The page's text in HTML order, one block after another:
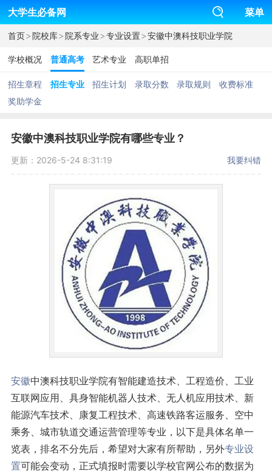
大学生必备网 菜单
首页>院校库>院系专业>专业设置>安徽中澳科技职业学院
学校概况 普通高考 艺术专业 高职单招
招生章程 招生专业 招生计划 录取分数 录取规则
收费标准
奖助学金
安徽中澳科技职业学院有哪些专业？
更新：2026-5-24 8:31:19 我要纠错
安徽中澳科技职业学院有智能建造技术、工程造价、工业
互联网应用、具身智能机器人技术、无人机应用技术、新
能源汽车技术、康复工程技术、高速铁路客运服务、空中
乘务、城市轨道交通运营管理等专业，以下是具体名单一
览表，排名不分先后，希望对大家有所帮助，另外专业设
置可能会变动，正式填报时需要以学校官网公布的数据为